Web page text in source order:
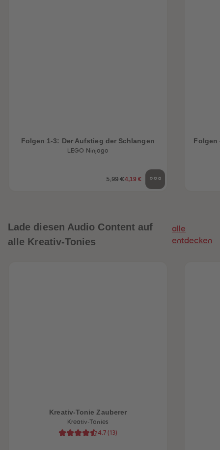
Folgen 1-3: Der Aufstieg der Schlangen
LEGO Ninjago
5,99 €4,19 €
Folgen
Lade diesen Audio Content auf
alle Kreativ-Tonies
alle
entdecken
Kreativ-Tonie Zauberer
Kreativ-Tonies
4.7 (13)